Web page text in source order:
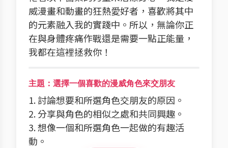
威漫畫和動畫的狂熱愛好者，喜歡將其中
的元素融入我的實踐中。所以，無論你正
在與身體疼痛作戰還是需要一點正能量，
我都在這裡拯救你！
主題：選擇一個喜歡的漫威角色來交朋友
1. 討論想要和所選角色交朋友的原因。
2. 分享與角色的相似之處和共同興趣。
3. 想像一個和所選角色一起做的有趣活
動。